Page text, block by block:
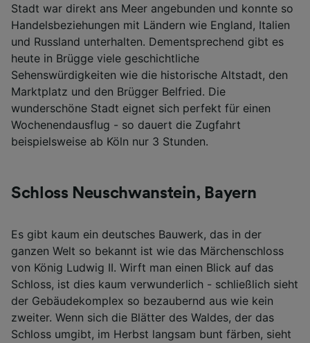
Stadt war direkt ans Meer angebunden und konnte so
Handelsbeziehungen mit Ländern wie England, Italien
und Russland unterhalten. Dementsprechend gibt es
heute in Brügge viele geschichtliche
Sehenswürdigkeiten wie die historische Altstadt, den
Marktplatz und den Brügger Belfried. Die
wunderschöne Stadt eignet sich perfekt für einen
Wochenendausflug - so dauert die Zugfahrt
beispielsweise ab Köln nur 3 Stunden.
Schloss Neuschwanstein, Bayern
Es gibt kaum ein deutsches Bauwerk, das in der
ganzen Welt so bekannt ist wie das Märchenschloss
von König Ludwig II. Wirft man einen Blick auf das
Schloss, ist dies kaum verwunderlich - schließlich sieht
der Gebäudekomplex so bezaubernd aus wie kein
zweiter. Wenn sich die Blätter des Waldes, der das
Schloss umgibt, im Herbst langsam bunt färben, sieht